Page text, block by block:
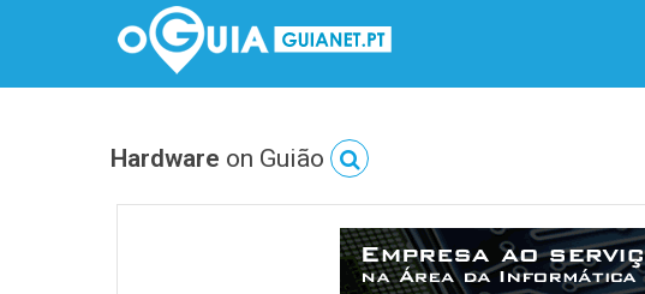
Hardware on Guião